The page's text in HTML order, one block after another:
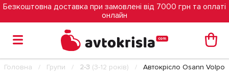
Безкоштовна доставка при замовлені від 7000 грн та оплаті
онлайн
Головна Групи 2-3 (3-12 років) Автокрісло Osann Volpo